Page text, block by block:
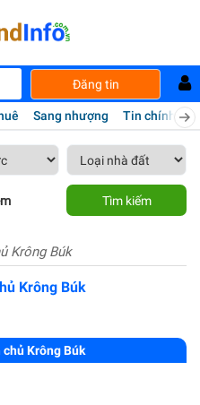
Đăng tin
Sang nhượng Tin chính chủ
Tìm kiếm
Krông Búk
Krông Búk
Krông Búk